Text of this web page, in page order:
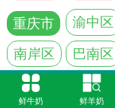
重庆市 渝中区
南岸区 巴南区
万州区 大足区
鲜牛奶 鲜羊奶